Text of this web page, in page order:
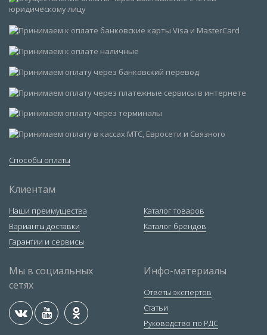
Способы оплаты
Клиентам
Наши преимущества
Варианты доставки
Гарантии и сервисы
Каталог товаров
Каталог брендов
Мы в социальных
сетях
Инфо-материалы
Ответы экспертов
Статьи
Руководство по РДС